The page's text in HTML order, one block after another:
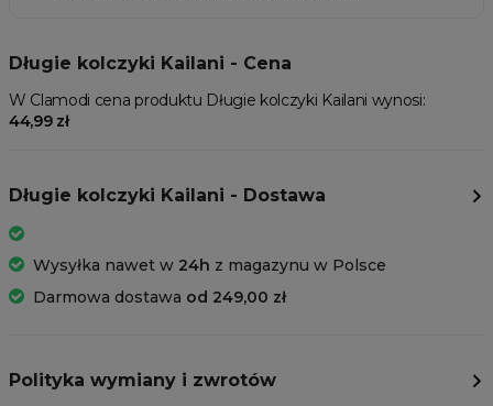
Długie kolczyki Kailani - Cena
W Clamodi cena produktu Długie kolczyki Kailani wynosi:
44,99 zł
Długie kolczyki Kailani - Dostawa
Wysyłka nawet w 24h z magazynu w Polsce
Darmowa dostawa od 249,00 zł
Polityka wymiany i zwrotów